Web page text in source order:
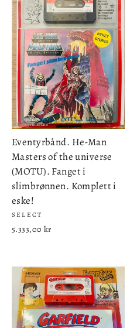
Eventyrbånd. He-Man
Masters of the universe
(MOTU). Fanget i
slimbrønnen. Komplett i
eske!
SELECT
5.333,00 kr